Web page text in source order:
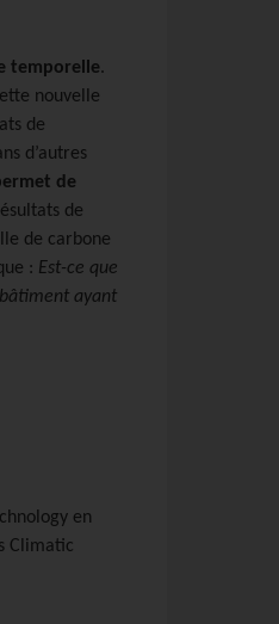
temporelle.
nouvelle
de
d’autres
de
de
de carbone
: Est-ce que
bâtiment ayant
en
Climatic